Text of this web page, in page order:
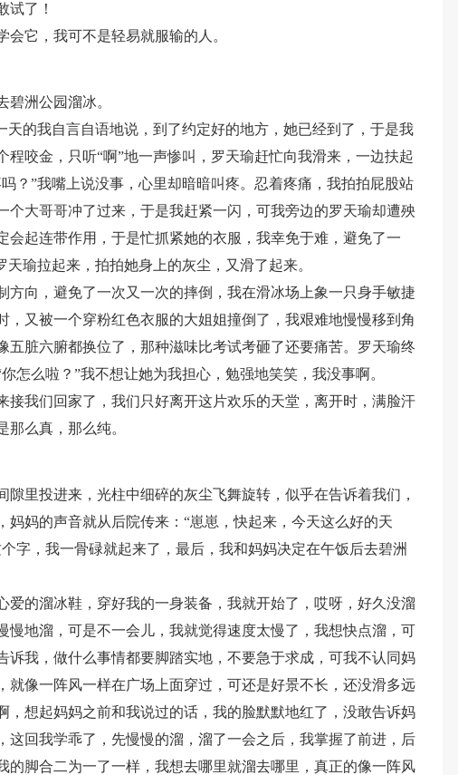
试了！
它，我可不是轻易就服输的人。
洲公园溜冰。
天的我自言自语地说，到了约定好的地方，她已经到了，于是我
程咬金，只听“啊”地一声惨叫，罗天瑜赶忙向我滑来，一边扶起
？”我嘴上说没事，心里却暗暗叫疼。忍着疼痛，我拍拍屁股站
个大哥哥冲了过来，于是我赶紧一闪，可我旁边的罗天瑜却遭殃
会起连带作用，于是忙抓紧她的衣服，我幸免于难，避免了一
瑜拉起来，拍拍她身上的灰尘，又滑了起来。
方向，避免了一次又一次的摔倒，我在滑冰场上象一只身手敏捷
，又被一个穿粉红色衣服的大姐姐撞倒了，我艰难地慢慢移到角
五脏六腑都换位了，那种滋味比考试考砸了还要痛苦。罗天瑜终
怎么啦？”我不想让她为我担心，勉强地笑笑，我没事啊。
接我们回家了，我们只好离开这片欢乐的天堂，离开时，满脸汗
么真，那么纯。
隙里投进来，光柱中细碎的灰尘飞舞旋转，似乎在告诉着我们，
妈妈的声音就从后院传来：“崽崽，快起来，今天这么好的天
字，我一骨碌就起来了，最后，我和妈妈决定在午饭后去碧洲
爱的溜冰鞋，穿好我的一身装备，我就开始了，哎呀，好久没溜
慢地溜，可是不一会儿，我就觉得速度太慢了，我想快点溜，可
诉我，做什么事情都要脚踏实地，不要急于求成，可我不认同妈
就像一阵风一样在广场上面穿过，可还是好景不长，还没滑多远
，想起妈妈之前和我说过的话，我的脸默默地红了，没敢告诉妈
这回我学乖了，先慢慢的溜，溜了一会之后，我掌握了前进，后
的脚合二为一了一样，我想去哪里就溜去哪里，真正的像一阵风